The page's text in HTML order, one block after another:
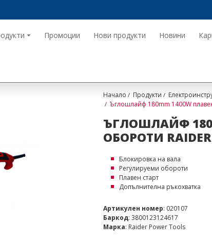
Промоции Нови продукти Новини
Начало Продукти
Ъглошлайф 180mm 1400W
ЪГЛОШЛАЙФ
ОБОРОТИ RAIDER
Блокировка на вала
Регулируеми обороти
Плавен старт
Допълнителна ръкохватка
Артикулен номер: 020107
Баркод: 3800123124617
Марка: Raider Power Tools